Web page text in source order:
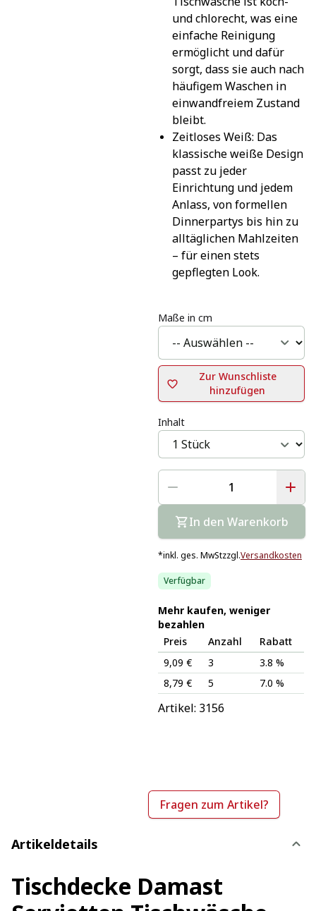
und chlorecht, was eine
einfache Reinigung
ermöglicht und dafür
sorgt, dass sie auch nach
häufigem Waschen in
einwandfreiem Zustand
bleibt.
Zeitloses Weiß: Das
klassische weiße Design
passt zu jeder
Einrichtung und jedem
Anlass, von formellen
Dinnerpartys bis hin zu
alltäglichen Mahlzeiten
– für einen stets
gepflegten Look.
Maße in cm
Zur Wunschliste
hinzufügen
Inhalt
In den Warenkorb
*inkl. ges. MwStzzgl.Versandkosten
Verfügbar
Mehr kaufen, weniger
bezahlen
Preis
Anzahl
Rabatt
9,09 €
3
3.8 %
8,79 €
5 7.0 %
Artikel: 3156
Fragen zum Artikel?
Artikeldetails
Tischdecke Damast